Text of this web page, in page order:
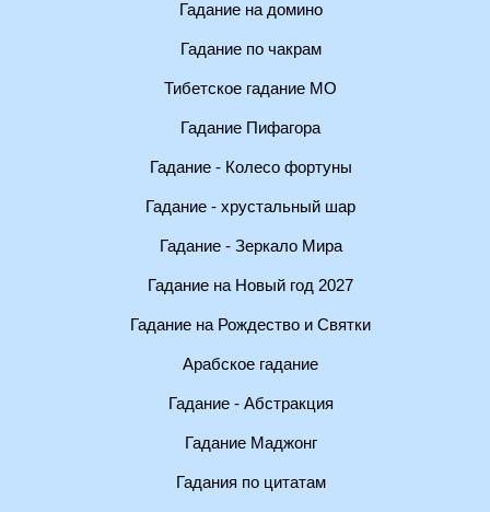
Гадание на домино
Гадание по чакрам
Тибетское гадание МО
Гадание Пифагора
Гадание - Колесо фортуны
Гадание - хрустальный шар
Гадание - Зеркало Мира
Гадание на Новый год 2027
Гадание на Рождество и Святки
Арабское гадание
Гадание - Абстракция
Гадание Маджонг
Гадания по цитатам